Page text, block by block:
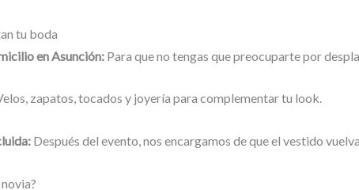
tu boda
en Asunción: Para que no tengas que preocuparte por
zapatos, tocados y joyería para complementar tu look.
Después del evento, nos encargamos de que el vestido